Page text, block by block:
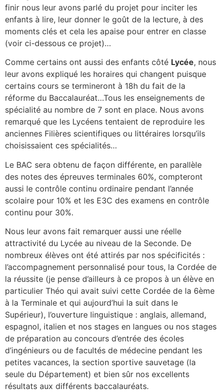
finir nous leur avons parlé du projet pour inciter les
enfants à lire, leur donner le goût de la lecture, à des
moments clés et cela les apaise pour entrer en classe
(voir ci-dessous ce projet)…
Comme certains ont aussi des enfants côté Lycée, nous
leur avons expliqué les horaires qui changent puisque
certains cours se termineront à 18h du fait de la
réforme du Baccalauréat…Tous les enseignements de
spécialité au nombre de 7 sont en place. Nous avons
remarqué que les Lycéens tentaient de reproduire les
anciennes Filières scientifiques ou littéraires lorsqu’ils
choisissaient ces spécialités…
Le BAC sera obtenu de façon différente, en parallèle
des notes des épreuves terminales 60%, compteront
aussi le contrôle continu ordinaire pendant l’année
scolaire pour 10% et les E3C des examens en contrôle
continu pour 30%.
Nous leur avons fait remarquer aussi une réelle
attractivité du Lycée au niveau de la Seconde. De
nombreux élèves ont été attirés par nos spécificités :
l’accompagnement personnalisé pour tous, la Cordée de
la réussite (je pense d’ailleurs à ce propos à un élève en
particulier Théo qui avait suivi cette Cordée de la 6ème
à la Terminale et qui aujourd’hui la suit dans le
Supérieur), l’ouverture linguistique : anglais, allemand,
espagnol, italien et nos stages en langues ou nos stages
de préparation au concours d’entrée des écoles
d’ingénieurs ou de facultés de médecine pendant les
petites vacances, la section sportive sauvetage (la
seule du Département) et bien sûr nos excellents
résultats aux différents baccalauréats.